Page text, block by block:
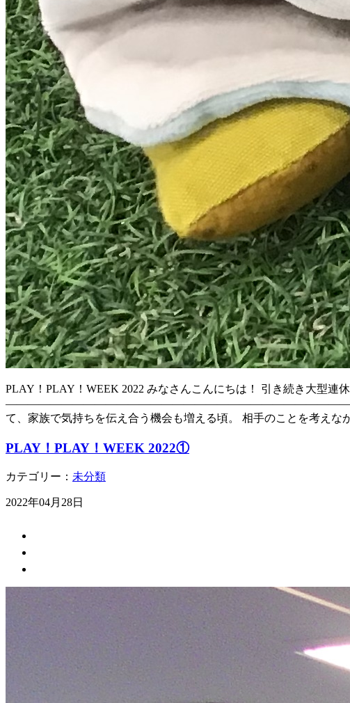
PLAY！PLAY！WEEK 2022 みなさんこんにちは！ 引き続き大型連
——————————————————————————————————————— ◎
て、家族で気持ちを伝え合う機会も増える頃。 相手のことを考え
PLAY！PLAY！WEEK 2022①
カテゴリー： 未分類
2022年04月28日